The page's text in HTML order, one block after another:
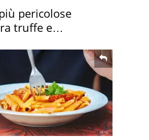
pericolose
truffe e